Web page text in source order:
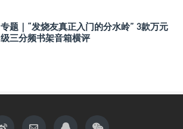
专题｜“发烧友真正入门的分水岭” 3款万元
级三分频书架音箱横评